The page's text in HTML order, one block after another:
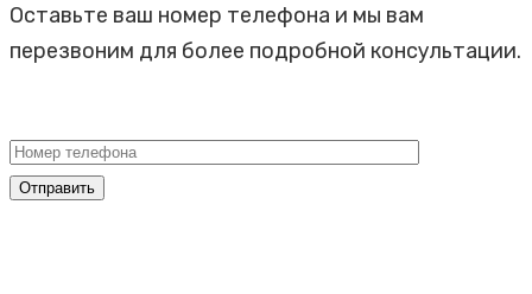
Оставьте ваш номер телефона и мы вам
перезвоним для более подробной консультации.